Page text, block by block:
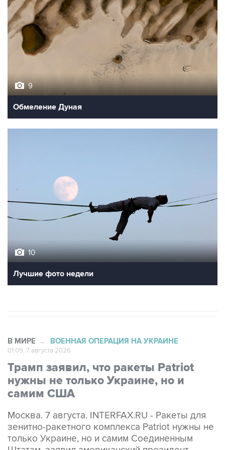
9
Обмеление Дуная
10
Лучшие фото недели
В МИРЕ → ВОЕННАЯ ОПЕРАЦИЯ НА УКРАИНЕ
01:09, 7 августа 2026
Трамп заявил, что ракеты Patriot
нужны не только Украине, но и
самим США
Москва. 7 августа. INTERFAX.RU - Ракеты для
зенитно-ракетного комплекса Patriot нужны не
только Украине, но и самим Соединенным